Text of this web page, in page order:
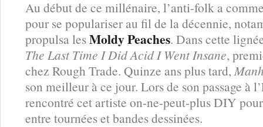
Au début de ce millénaire, l’anti-folk a
pour se populariser au fil de la décennie,
propulsa lesMoldy Peaches. Dans cette
The Last Time I Did Acid I Went Insane,
chez Rough Trade. Quinze ans plus tard,
son meilleur à ce jour. Lors de son passage à
rencontré cet artiste on-ne-peut-plus DIY
entre tournées et bandes dessinées.